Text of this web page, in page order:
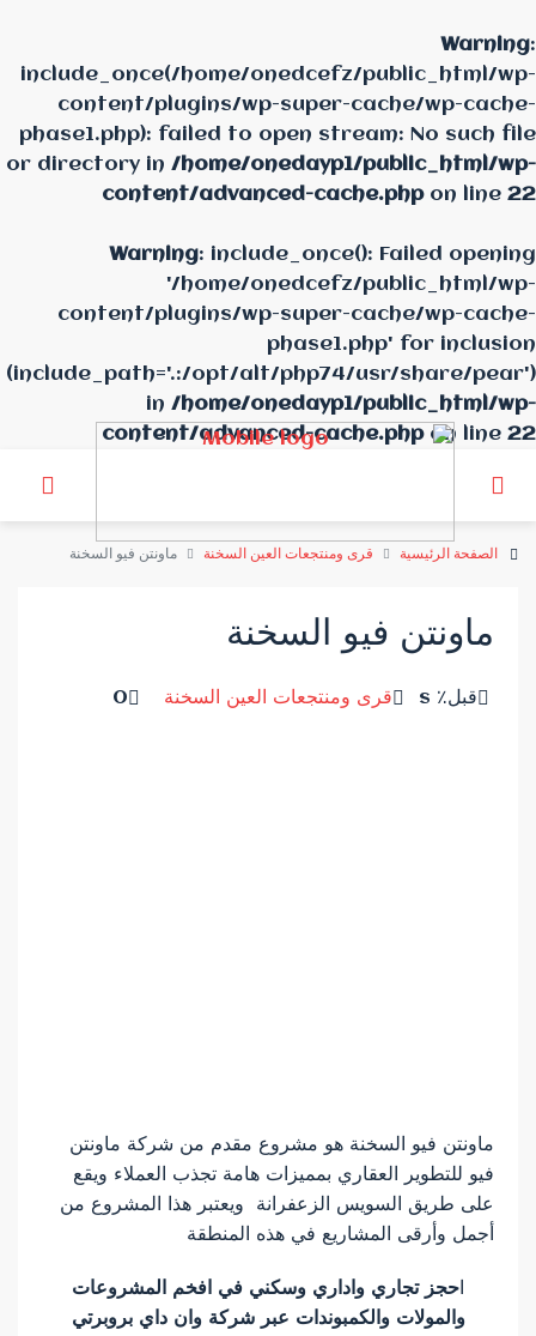
Warning:
include_once(/home/onedcefz/public_html/wp-
content/plugins/wp-super-cache/wp-cache-
phase1.php): failed to open stream: No such file
or directory in /home/onedayp1/public_html/wp-
content/advanced-cache.phpon line 22
Warning: include_once(): Failed opening
'/home/onedcefz/public_html/wp-
content/plugins/wp-super-cache/wp-cache-
phase1.php' for inclusion
(include_path='.:/opt/alt/php74/usr/share/pear')
in /home/onedayp1/public_html/wp-
content/advanced-cache.phpon line 22
الصفحة الرئيسية قرى ومنتجعات العين السخنة ماونتن فيو السخنة
ماونتن فيو السخنة
قبل٪ s قرى ومنتجعات العين السخنة 0
ماونتن فيو السخنة هو مشروع مقدم من شركة ماونتن
فيو للتطوير العقاري بمميزات هامة تجذب العملاء ويقع
على طريق السويس الزعفرانة ويعتبر هذا المشروع من
أجمل وأرقى المشاريع في هذه المنطقة
حجز تجاري واداري وسكني في افخم المشروعات
والمولات والكمبوندات عبر شركة وان داي بروبرتي